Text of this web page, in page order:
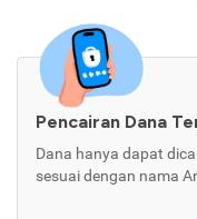
Pencairan Dana
Dana hanya dapat
sesuai dengan nama